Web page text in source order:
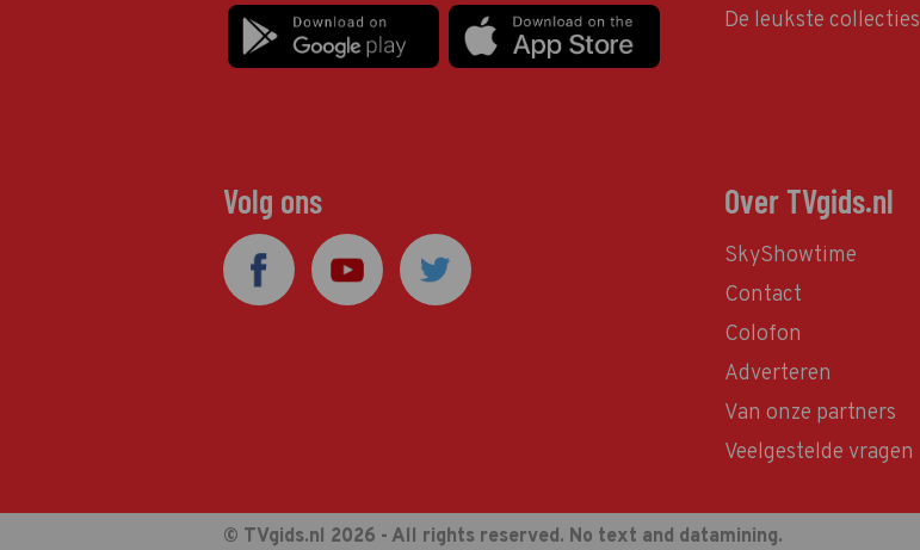
De leukste collecties
Volg ons Over TVgids.nl
SkyShowtime
Contact
Colofon
Adverteren
Van onze partners
Veelgestelde vragen
© TVgids.nl 2026 - All rights reserved. No text and datamining.